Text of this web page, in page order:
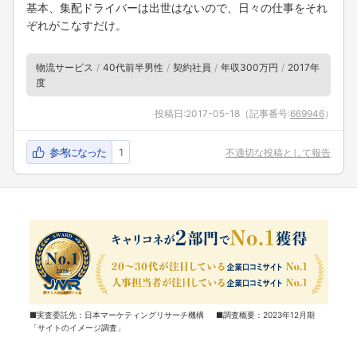
基本、集配ドライバーは出世はないので、日々の仕事をそれ
ぞれがこなすだけ。
物流サービス 40代前半男性 契約社員 年収300万円
2017年
度
投稿日:2017-05-18 （記事番号:669946）
参考になった 1 不適切な投稿として報告
■実査委託先：日本マーケティングリサーチ機構 ■調査概要：2023年12月期
「サイトのイメージ調査」